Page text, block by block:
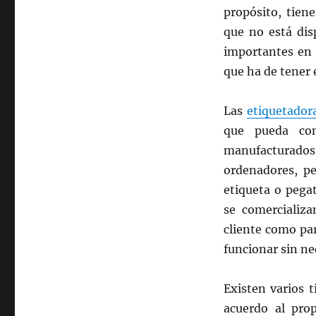
propósito,
que no está
importantes en
que ha de
Las
que pueda
ordenadores,
etiqueta o
se
cliente como
funcionar sin
Existen varios
acuerdo al